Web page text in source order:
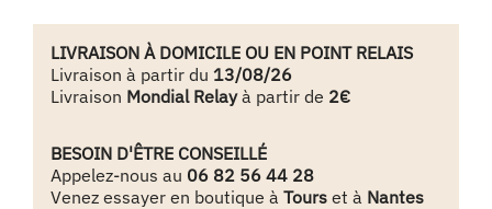
LIVRAISON À DOMICILE OU EN POINT RELAIS
Livraison à partir du 13/08/26
Livraison Mondial Relayà partir de 2€
BESOIN D'ÊTRE CONSEILLÉ
Appelez-nous au 06 82 56 44 28
Venez essayer en boutique à Tours et à Nantes